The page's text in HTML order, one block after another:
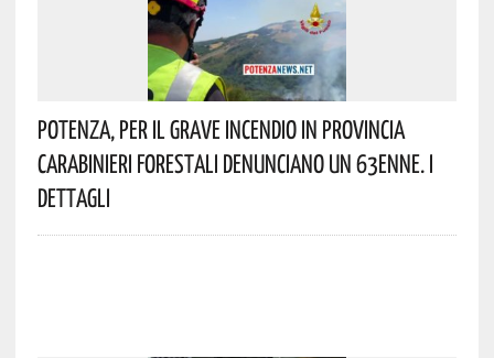
Potenza, Per Il Grave Incendio In Provincia
Carabinieri Forestali Denunciano Un 63enne. I
Dettagli